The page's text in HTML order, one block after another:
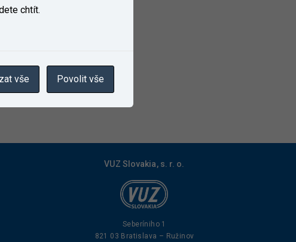
VUZ Slovakia, s. r. o.
Seberíniho 1
821 03 Bratislava – Ružinov
chtít.
vše Povolit vše